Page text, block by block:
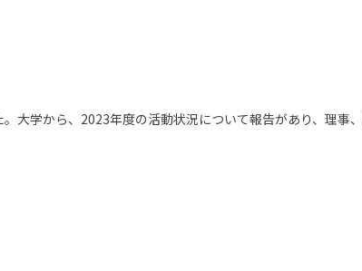
大学から、2023年度の活動状況について報告があり、理事